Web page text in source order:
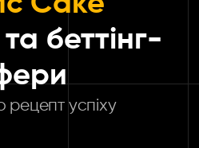
беттінг-
успіху